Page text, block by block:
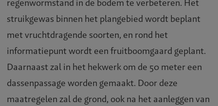
regenwormstand in de bodem te verbeteren. Het
struikgewas binnen het plangebied wordt beplant
met vruchtdragende soorten, en rond het
informatiepunt wordt een fruitboomgaard geplant.
Daarnaast zal in het hekwerk om de 50 meter een
dassenpassage worden gemaakt. Door deze
maatregelen zal de grond, ook na het aanleggen van